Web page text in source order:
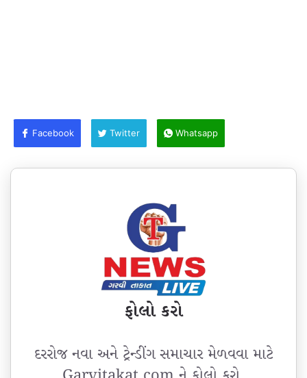
Facebook Twitter Whatsapp
ફોલો કરો
દરરોજ નવા અને ટ્રેન્ડીંગ સમાચાર મેળવવા માટે